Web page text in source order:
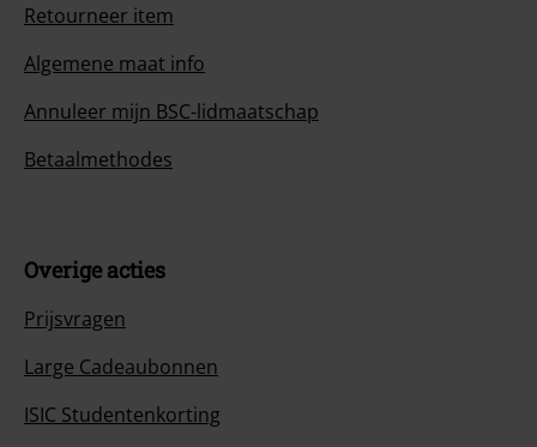
Retourneer item
Algemene maat info
Annuleer mijn BSC-lidmaatschap
Betaalmethodes
Overige acties
Prijsvragen
Large Cadeaubonnen
ISIC Studentenkorting